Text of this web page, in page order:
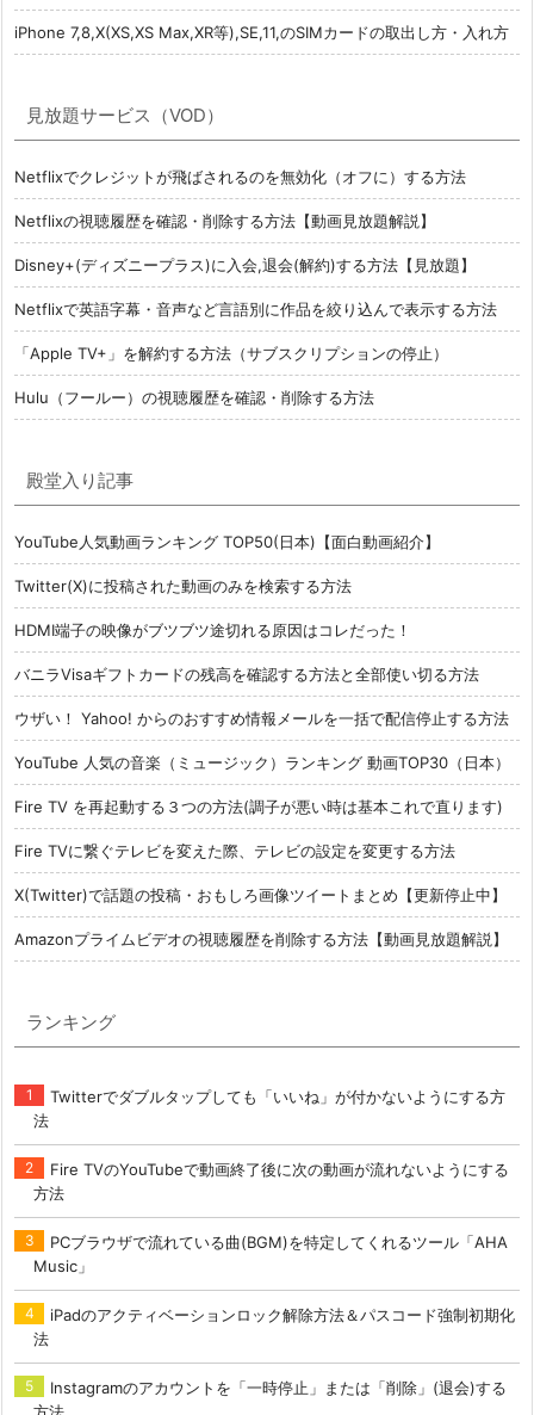
iPhone 7,8,X(XS,XS Max,XR等),SE,11,のSIMカードの取出し方・入れ方
見放題サービス（VOD）
Netflixでクレジットが飛ばされるのを無効化（オフに）する方法
Netflixの視聴履歴を確認・削除する方法【動画見放題解説】
Disney+(ディズニープラス)に入会,退会(解約)する方法【見放題】
Netflixで英語字幕・音声など言語別に作品を絞り込んで表示する方法
「Apple TV+」を解約する方法（サブスクリプションの停止）
Hulu（フールー）の視聴履歴を確認・削除する方法
殿堂入り記事
YouTube人気動画ランキング TOP50(日本)【面白動画紹介】
Twitter(X)に投稿された動画のみを検索する方法
HDMI端子の映像がブツブツ途切れる原因はコレだった！
バニラVisaギフトカードの残高を確認する方法と全部使い切る方法
ウザい！ Yahoo! からのおすすめ情報メールを一括で配信停止する方法
YouTube 人気の音楽（ミュージック）ランキング 動画TOP30（日本）
Fire TV を再起動する３つの方法(調子が悪い時は基本これで直ります)
Fire TVに繋ぐテレビを変えた際、テレビの設定を変更する方法
X(Twitter)で話題の投稿・おもしろ画像ツイートまとめ【更新停止中】
Amazonプライムビデオの視聴履歴を削除する方法【動画見放題解説】
ランキング
Twitterでダブルタップしても「いいね」が付かないようにする方
法
Fire TVのYouTubeで動画終了後に次の動画が流れないようにする
方法
PCブラウザで流れている曲(BGM)を特定してくれるツール「AHA
Music」
iPadのアクティベーションロック解除方法＆パスコード強制初期化
法
Instagramのアカウントを「一時停止」または「削除」(退会)する